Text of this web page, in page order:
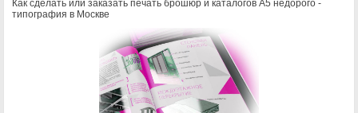
Онлайн калькулятор
Заказать on-line
Требования к макетам
Как сделать или заказать печать брошюр и каталогов А5 недорого -
типография в Москве
6